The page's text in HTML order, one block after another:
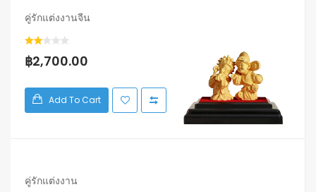
คู่รักแต่งงานจีน
฿2,700.00
Add To Cart
คู่รักแต่งงาน